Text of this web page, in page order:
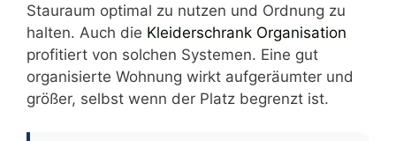
Stauraum optimal zu nutzen und Ordnung zu
halten. Auch die Kleiderschrank Organisation
profitiert von solchen Systemen. Eine gut
organisierte Wohnung wirkt aufgeräumter und
größer, selbst wenn der Platz begrenzt ist.